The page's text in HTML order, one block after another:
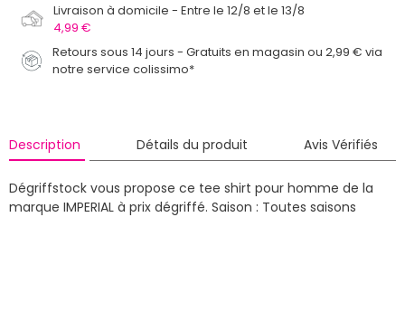
Livraison à domicile
Entre le 12/8 et le 13/8
4,99 €
Retours sous 14 jours - Gratuits en magasin ou 2,99 € via
notre service colissimo*
Description Détails du produit Avis Vérifiés
Dégriffstock vous propose ce tee shirt pour homme de la
marque IMPERIAL à prix dégriffé. Saison : Toutes saisons